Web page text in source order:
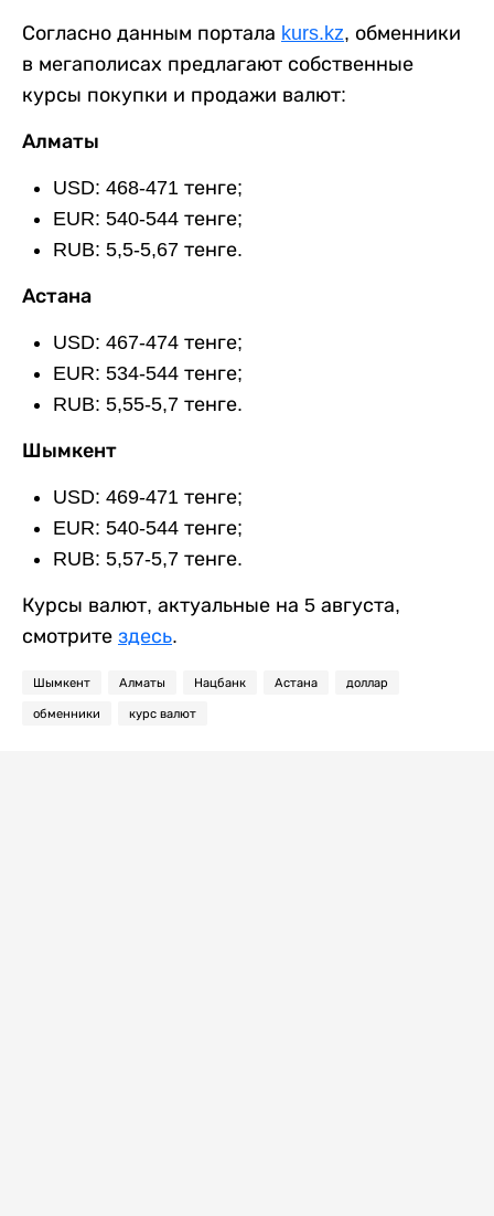
Согласно данным портала kurs.kz, обменники
в мегаполисах предлагают собственные
курсы покупки и продажи валют:
Алматы
USD: 468-471 тенге;
EUR: 540-544 тенге;
RUB: 5,5-5,67 тенге.
Астана
USD: 467-474 тенге;
EUR: 534-544 тенге;
RUB: 5,55-5,7 тенге.
Шымкент
USD: 469-471 тенге;
EUR: 540-544 тенге;
RUB: 5,57-5,7 тенге.
Курсы валют, актуальные на 5 августа,
смотрите здесь.
Шымкент Алматы Нацбанк Астана доллар
обменники курс валют